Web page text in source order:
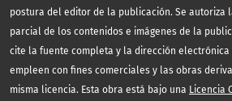
postura del editor de la publicación. Se autoriza
parcial de los contenidos e imágenes de la
cite la fuente completa y la dirección electrónica
empleen con fines comerciales y las obras
misma licencia. Esta obra está bajo una Licencia